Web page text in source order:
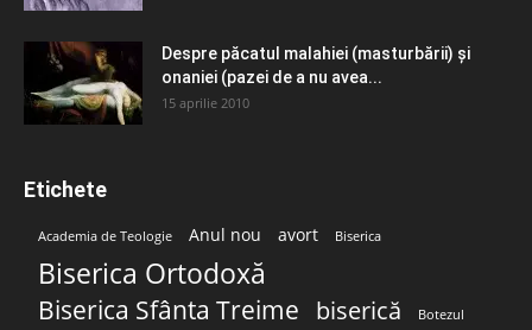
Despre păcatul malahiei (masturbării) şi
onaniei (pazei de a nu avea...
15 aprilie 2010
Etichete
Academia de Teologie Anul nou avort Biserica
Biserica Ortodoxă
Biserica Sfânta Treime biserică Botezul